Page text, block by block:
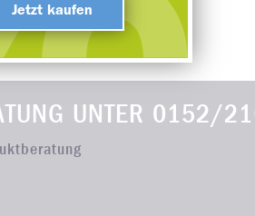
UNTER 0152/
Jetzt kaufen